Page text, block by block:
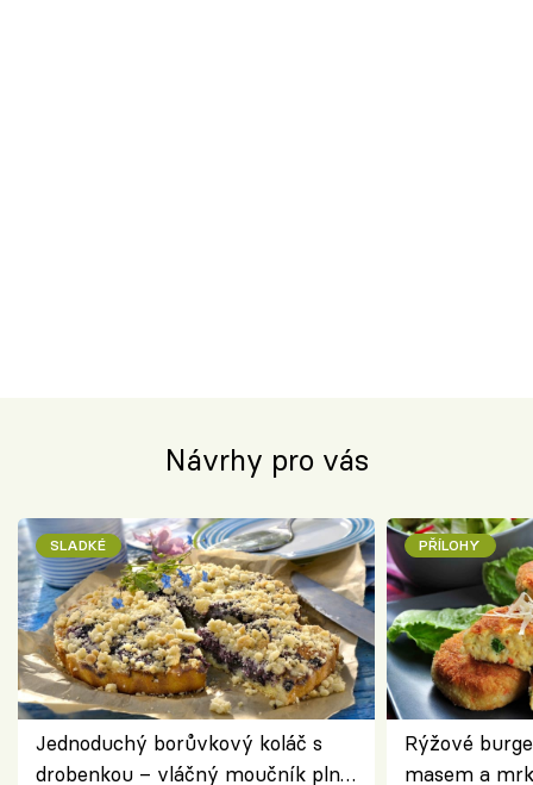
Návrhy pro vás
SLADKÉ
Jednoduchý borůvkový koláč s
drobenkou – vláčný moučník plný
PŘÍLOHY
Rýžové
masem a